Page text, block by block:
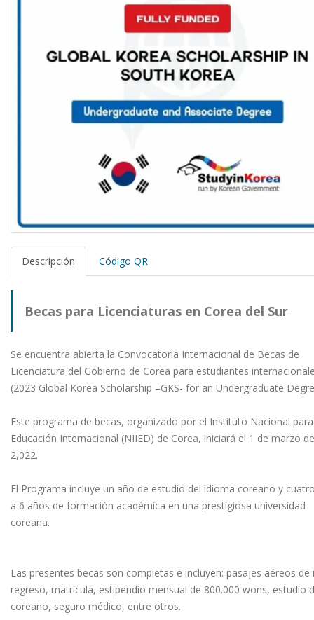
Descripción Código QR
Becas para Licenciaturas en Corea del Sur
Se encuentra abierta la Convocatoria Internacional de Becas de
Licenciatura del Gobierno de Corea para estudiantes
(2023 Global Korea Scholarship –GKS- for an Undergraduate
Este programa de becas, organizado por el Instituto Nacional
Educación Internacional (NIIED) de Corea, iniciará el 1 de marzo
2,022.
El Programa incluye un año de estudio del idioma coreano y
a 6 años de formación académica en una prestigiosa universidad
coreana.
Las presentes becas son completas e incluyen: pasajes aéreos de
regreso, matrícula, estipendio mensual de 800.000 wons, estudio
coreano, seguro médico, entre otros.